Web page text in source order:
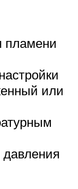
пламени
или